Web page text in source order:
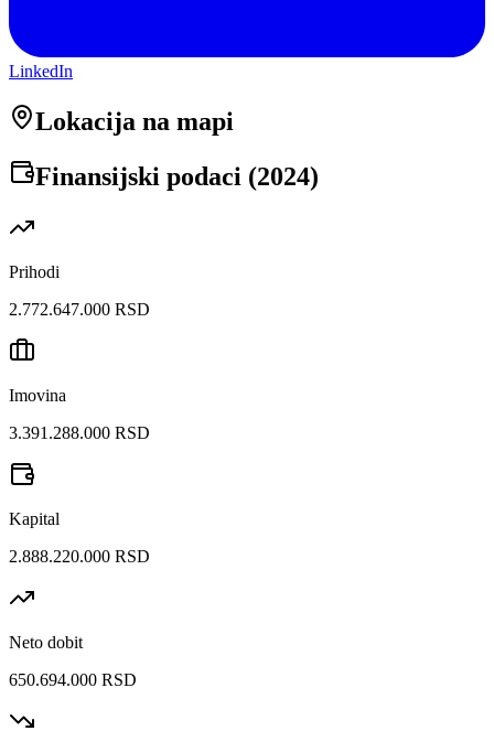
LinkedIn
Lokacija na mapi
Finansijski podaci (2024)
Prihodi
2.772.647.000 RSD
Imovina
3.391.288.000 RSD
Kapital
2.888.220.000 RSD
Neto dobit
650.694.000 RSD